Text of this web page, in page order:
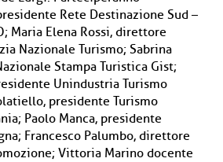
Rete Destinazione Sud –
Maria Elena Rossi, direttore
Nazionale Turismo; Sabrina
Stampa Turistica Gist;
Unindustria Turismo
presidente Turismo
Paolo Manca, presidente
Francesco Palumbo, direttore
Vittoria Marino docente